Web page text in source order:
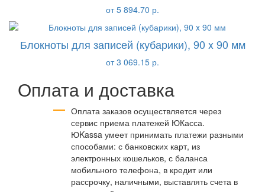
от 5 894.70 р.
Блокноты для записей (кубарики), 90 x 90 мм
от 3 069.15 р.
Оплата и доставка
Оплата заказов осуществляется через
сервис приема платежей ЮКасса.
ЮKassa умеет принимать платежи разными
способами: с банковских карт, из
электронных кошельков, с баланса
мобильного телефона, в кредит или
рассрочку, наличными, выставлять счета в